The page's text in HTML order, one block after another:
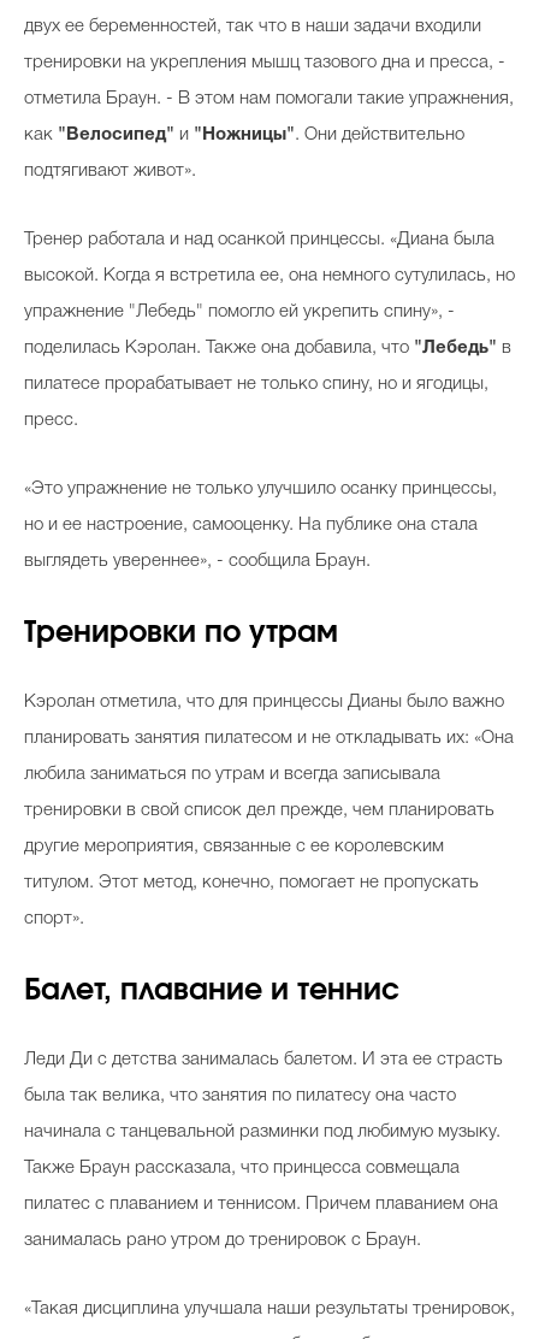
двух ее беременностей, так что в наши задачи входили
тренировки на укрепления мышц тазового дна и пресса, -
отметила Браун. - В этом нам помогали такие упражнения,
как "Велосипед" и "Ножницы". Они действительно
подтягивают живот».
Тренер работала и над осанкой принцессы. «Диана была
высокой. Когда я встретила ее, она немного сутулилась, но
упражнение "Лебедь" помогло ей укрепить спину», -
поделилась Кэролан. Также она добавила, что "Лебедь" в
пилатесе прорабатывает не только спину, но и ягодицы,
пресс.
«Это упражнение не только улучшило осанку принцессы,
но и ее настроение, самооценку. На публике она стала
выглядеть увереннее», - сообщила Браун.
Тренировки по утрам
Кэролан отметила, что для принцессы Дианы было важно
планировать занятия пилатесом и не откладывать их: «Она
любила заниматься по утрам и всегда записывала
тренировки в свой список дел прежде, чем планировать
другие мероприятия, связанные с ее королевским
титулом. Этот метод, конечно, помогает не пропускать
спорт».
Балет, плавание и теннис
Леди Ди с детства занималась балетом. И эта ее страсть
была так велика, что занятия по пилатесу она часто
начинала с танцевальной разминки под любимую музыку.
Также Браун рассказала, что принцесса совмещала
пилатес с плаванием и теннисом. Причем плаванием она
занималась рано утром до тренировок с Браун.
«Такая дисциплина улучшала наши результаты тренировок,